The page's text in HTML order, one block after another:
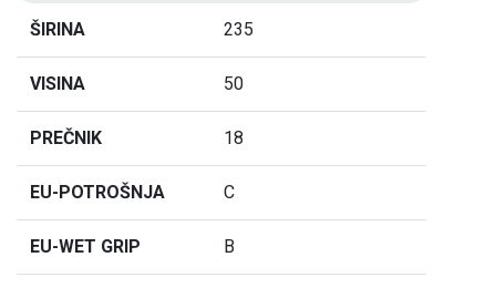
ŠIRINA 235
VISINA 50
PREČNIK 18
EU-POTROŠNJA C
EU-WET GRIP B